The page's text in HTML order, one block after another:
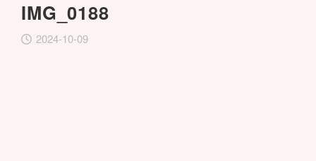
IMG_0188
2024-10-09